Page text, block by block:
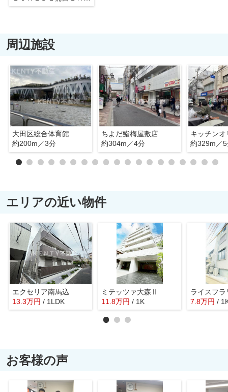
周辺施設
大田区総合体育館
約200m／3分
ちよだ鮨梅屋敷店
約304m／4分
約329m／
エリアの近い物件
エクセリア南馬込
13.3万円 / 1LDK
ミテッツァ大森Ⅱ
11.8万円 / 1K
ライスフラ
7.8万円 /
お客様の声